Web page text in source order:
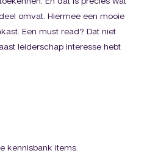
omvat. Hiermee een mooie
Een must read? Dat niet
leiderschap interesse hebt
kennisbank items.